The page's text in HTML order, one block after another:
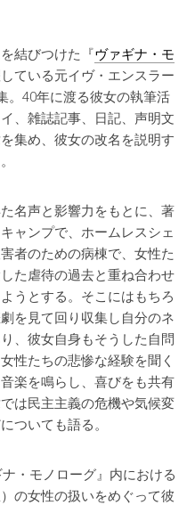
結びつけた『ヴァギナ・モ
ている元イヴ・エンスラー
。40年に渡る彼女の執筆活
、雑誌記事、日記、声明文
集め、彼女の改名を説明す
名声と影響力をもとに、著
ャンプで、ホームレスシェ
者のための病棟で、女性た
た虐待の過去と重ね合わせ
うとする。そこにはもちろ
を見て回り収集し自分のネ
、彼女自身もそうした自問
性たちの悲惨な経験を聞く
楽を鳴らし、喜びをも共有
は民主主義の危機や気候変
ついても語る。
・モノローグ』内における
の女性の扱いをめぐって彼